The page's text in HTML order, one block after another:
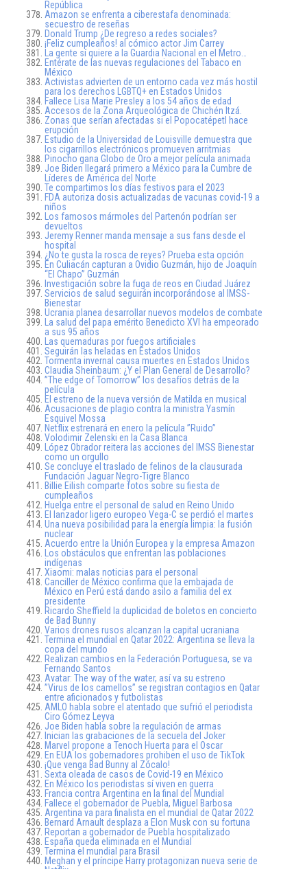
República
Amazon se enfrenta a ciberestafa denominada:
secuestro de reseñas
Donald Trump ¿De regreso a redes sociales?
¡Feliz cumpleaños! al cómico actor Jim Carrey
La gente sí quiere a la Guardia Nacional en el Metro…
Entérate de las nuevas regulaciones del Tabaco en
México
Activistas advierten de un entorno cada vez más hostil
para los derechos LGBTQ+ en Estados Unidos
Fallece Lisa Marie Presley a los 54 años de edad
Accesos de la Zona Arqueológica de Chichén Itzá.
Zonas que serían afectadas si el Popocatépetl hace
erupción
Estudio de la Universidad de Louisville demuestra que
los cigarrillos electrónicos promueven arritmias
Pinocho gana Globo de Oro a mejor película animada
Joe Biden llegará primero a México para la Cumbre de
Líderes de América del Norte
Te compartimos los días festivos para el 2023
FDA autoriza dosis actualizadas de vacunas covid-19 a
niños
Los famosos mármoles del Partenón podrían ser
devueltos
Jeremy Renner manda mensaje a sus fans desde el
hospital
¿No te gusta la rosca de reyes? Prueba esta opción
En Culiacán capturan a Ovidio Guzmán, hijo de Joaquín
“El Chapo” Guzmán
Investigación sobre la fuga de reos en Ciudad Juárez
Servicios de salud seguirán incorporándose al IMSS-
Bienestar
Ucrania planea desarrollar nuevos modelos de combate
La salud del papa emérito Benedicto XVI ha empeorado
a sus 95 años
Las quemaduras por fuegos artificiales
Seguirán las heladas en Estados Unidos
Tormenta invernal causa muertes en Estados Unidos
Claudia Sheinbaum: ¿Y el Plan General de Desarrollo?
”The edge of Tomorrow” los desafíos detrás de la
película
El estreno de la nueva versión de Matilda en musical
Acusaciones de plagio contra la ministra Yasmín
Esquivel Mossa
Netflix estrenará en enero la película ”Ruido”
Volodimir Zelenski en la Casa Blanca
López Obrador reitera las acciones del IMSS Bienestar
como un orgullo
Se concluye el traslado de felinos de la clausurada
Fundación Jaguar Negro-Tigre Blanco
Billie Eilish comparte fotos sobre su fiesta de
cumpleaños
Huelga entre el personal de salud en Reino Unido
El lanzador ligero europeo Vega-C se perdió el martes
Una nueva posibilidad para la energía limpia: la fusión
nuclear
Acuerdo entre la Unión Europea y la empresa Amazon
Los obstáculos que enfrentan las poblaciones
indígenas
Xiaomi: malas noticias para el personal
Canciller de México confirma que la embajada de
México en Perú está dando asilo a familia del ex
presidente
Ricardo Sheffield la duplicidad de boletos en concierto
de Bad Bunny
Varios drones rusos alcanzan la capital ucraniana
Termina el mundial en Qatar 2022: Argentina se lleva la
copa del mundo
Realizan cambios en la Federación Portuguesa, se va
Fernando Santos
Avatar: The way of the water, así va su estreno
”Virus de los camellos” se registran contagios en Qatar
entre aficionados y futbolistas
AMLO habla sobre el atentado que sufrió el periodista
Ciro Gómez Leyva
Joe Biden habla sobre la regulación de armas
Inician las grabaciones de la secuela del Joker
Marvel propone a Tenoch Huerta para el Oscar
En EUA los gobernadores prohiben el uso de TikTok
¡Que venga Bad Bunny al Zócalo!
Sexta oleada de casos de Covid-19 en México
En México los periodistas sí viven en guerra
Francia contra Argentina en la final del Mundial
Fallece el gobernador de Puebla, Miguel Barbosa
Argentina va para finalista en el mundial de Qatar 2022
Bernard Arnault desplaza a Elon Musk con su fortuna
Reportan a gobernador de Puebla hospitalizado
España queda eliminada en el Mundial
Termina el mundial para Brasil
Meghan y el príncipe Harry protagonizan nueva serie de